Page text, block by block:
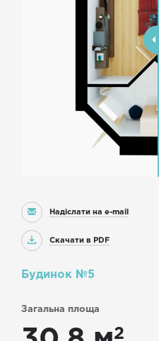
Надіслати на e-mail
Скачати в PDF
Будинок №5
Загальна площа
2